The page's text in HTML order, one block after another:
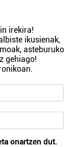
irekira!
ikusienak,
asteburuko
gehiago!
onartzen dut.